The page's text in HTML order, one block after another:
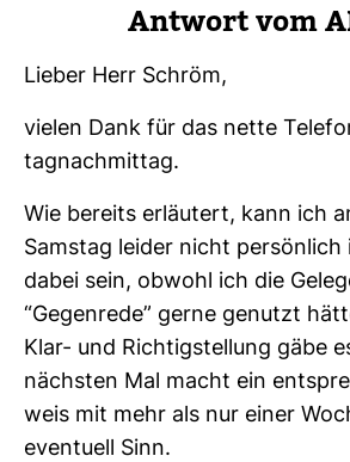
Ant­wort vom
Lieber Herr Schröm,
vielen Dank für das nette
tag­nach­mittag.
Wie bereits erläu­tert, kann ich
Samstag leider nicht per­sön­lich
dabei sein, obwohl ich die
“Gegen­rede” gerne genutzt
Klar- und Rich­tig­stel­lung gäbe
nächsten Mal macht ein
weis mit mehr als nur einer
even­tuell Sinn.